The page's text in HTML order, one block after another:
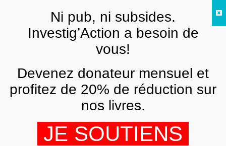
Mon compte
Se connecter
Identifiant ou e-mail*Obligatoire
FRNi pub, ni subsides.
Investig’Action a besoin de
vous!
Devenez donateur mensuel et
profitez de 20% de réduction sur
nos livres.
JE SOUTIENS